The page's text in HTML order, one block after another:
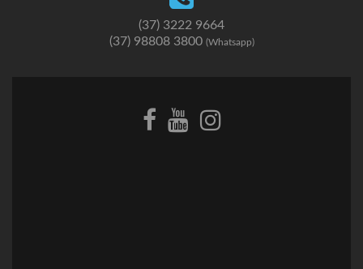
(37) 3222 9664
(37) 98808 3800 (Whatsapp)